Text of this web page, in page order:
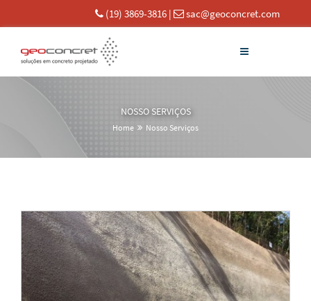
(19) 3869-3816 | sac@geoconcret.com
NOSSO SERVIÇOS
Home Nosso Serviços